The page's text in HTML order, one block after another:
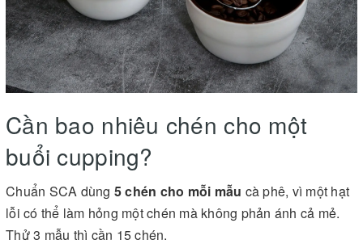
Cần bao nhiêu chén cho một
buổi cupping?
Chuẩn SCA dùng 5 chén cho mỗi mẫu cà phê, vì một hạt
lỗi có thể làm hỏng một chén mà không phản ánh cả mẻ.
Thử 3 mẫu thì cần 15 chén.